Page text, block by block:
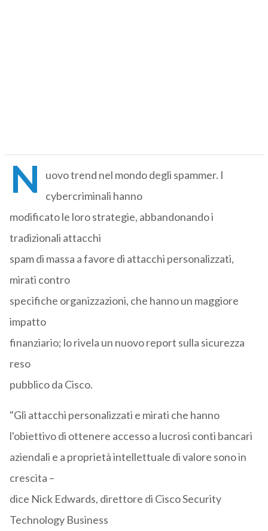
N
uovo trend nel mondo degli spammer. I
cybercriminali hanno
modificato le loro strategie, abbandonando i
tradizionali attacchi
spam di massa a favore di attacchi personalizzati,
mirati contro
specifiche organizzazioni, che hanno un maggiore
impatto
finanziario; lo rivela un nuovo report sulla sicurezza
reso
pubblico da Cisco.
"Gli attacchi personalizzati e mirati che hanno
l'obiettivo di ottenere accesso a lucrosi conti bancari
aziendali e a proprietà intellettuale di valore sono in
crescita –
dice Nick Edwards, direttore di Cisco Security
Technology Business